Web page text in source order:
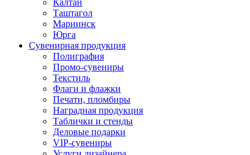
Калтан
Таштагол
Мариинск
Юрга
Сувенирная продукция
Полиграфия
Промо-сувениры
Текстиль
Флаги и флажки
Печати, пломбиры
Наградная продукция
Таблички и стенды
Деловые подарки
VIP-сувениры